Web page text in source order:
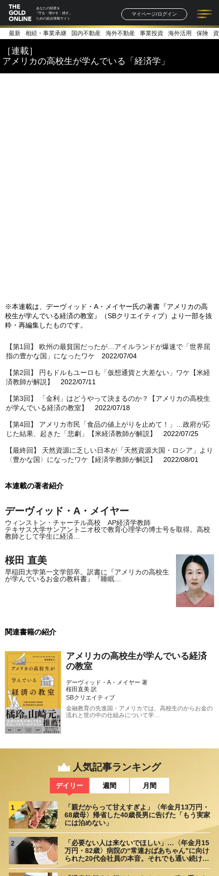
あなたの財産を
「守る・増やす・残す」
ための総合情報サイト
マイページ/ログイン
記事一覧 連載一覧
著者一覧 書籍一覧
最新 相続・事業承継 国内不動産 海外不動産 事業投資 海外活用 保険
［連載］
アメリカの高校生が学んでいる「経済学」
※本連載は、デーヴィッド・A・メイヤー氏の著書『アメリカの高
校生が学んでいる経済の教室』（SBクリエイティブ）
より一部を抜
粋・再編集したものです。
【第1回】 欧州の最貧国だったが…アイルランドが爆速で「世界屈
指の豊かな国」になったワケ 2022/07/04
【第2回】 円もドルもユーロも「仮想通貨と大差ない」ワケ【米経
済教師が解説】
2022/07/11
【第3回】 「金利」はどうやって決まるのか？【アメリカの高校生
が学んでいる経済の教室】
2022/07/18
【第4回】 アメリカ市民「食品の値上がりを止めて！」…政府が応
じた結果、起きた「悲劇」【米経済教師が解説】
2022/07/25
【最終回】 天然資源に乏しい日本が「天然資源大国・ロシア」より
〈豊かな国〉になったワケ【経済学教師が解説】
2022/08/01
本連載の著者紹介
デーヴィッド・A・メイヤー
ウィンストン・チャーチル高校 AP経済学教師
テキサス大学サンアントニオ校で教育心理学の博士号を取得。高校
教師として学生に経済…
桜田 直美
早稲田大学第一文学部卒。訳書に『アメリカの高校生
が学んでいるお金の教科書』『睡眠…
関連書籍の紹介
アメリカの高校生が学んでいる経済
の教室
デーヴィッド・A・メイヤー 著
桜田直美 訳
SBクリエイティブ
金融教育の先進国・アメリカでは、高校生のからお金の
流れと世の中の仕組みについて学…
人気記事ランキング
デイリー 週間 月間
1
「親だからって甘えすぎよ」〈年金月13万円・
68歳母〉帰省した40歳長男に告げた「もう実家
には泊めない」
2
「必要ない人は来ないでほしい」…〈年金月15
万円・82歳〉病院の“常連おばあちゃん”に向け
られた20代会社員の本音。それでも通い続ける